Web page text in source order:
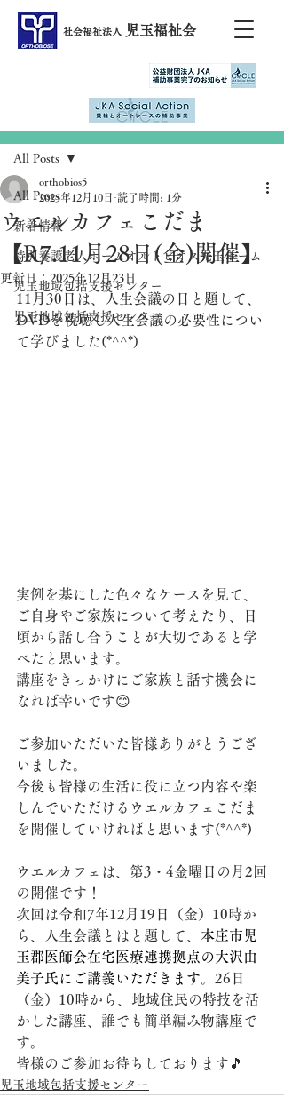
社会福祉法人 児玉福祉会
All Posts
新着情報
特別養護老人ホームオルトビオス児玉ホーム
児玉地域包括支援センター
児玉地域包括支援センター
All Posts
ウエルカフェこだま
【R7.11月28日(金)開催】
orthobios5
2025年12月10日 読了時間: 1分
更新日： 2025年12月23日
11月30日は、人生会議の日と題して、
DVDを視聴し人生会議の必要性につい
て学びました(*^^*)
実例を基にした色々なケースを見て、
ご自身やご家族について考えたり、日
頃から話し合うことが大切であると学
べたと思います。
講座をきっかけにご家族と話す機会に
なれば幸いです😊
ご参加いただいた皆様ありがとうござ
いました。
今後も皆様の生活に役に立つ内容や楽
しんでいただけるウエルカフェこだま
を開催していければと思います(*^^*)
ウエルカフェは、第3・4金曜日の月2回
の開催です！
次回は令和7年12月19日（金）10時か
ら、人生会議とはと題して、 本庄市児
玉郡医師会在宅医療連携拠点の大沢由
美子氏にご講義いただきます 。26日
（金）10時から、地域住民の特技を活
かした講座、誰でも簡単編み物講座で
す。
皆様のご参加お待ちしております🎵
児玉地域包括支援センター